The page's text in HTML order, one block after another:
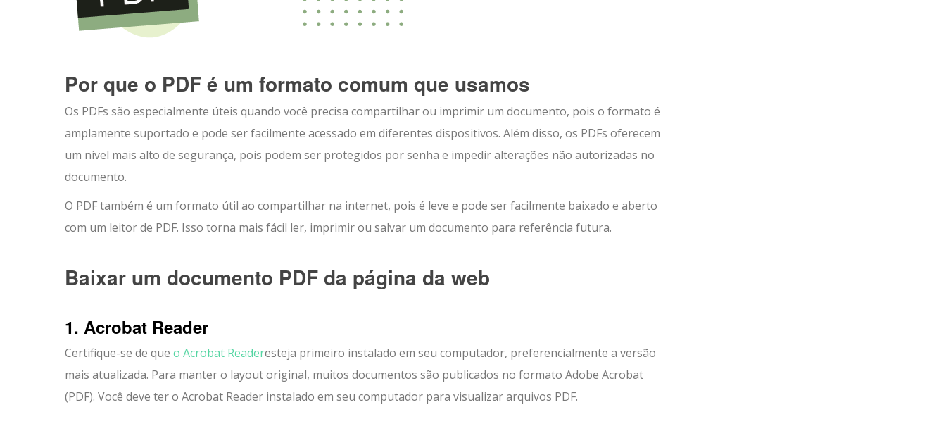
Por que o PDF é um formato comum que usamos
Os PDFs são especialmente úteis quando você precisa compartilhar ou imprimir um documento, pois o formato é
amplamente suportado e pode ser facilmente acessado em diferentes dispositivos. Além disso, os PDFs oferecem
um nível mais alto de segurança, pois podem ser protegidos por senha e impedir alterações não autorizadas no
documento.
O PDF também é um formato útil ao compartilhar na internet, pois é leve e pode ser facilmente baixado e aberto
com um leitor de PDF. Isso torna mais fácil ler, imprimir ou salvar um documento para referência futura.
Baixar um documento PDF da página da web
1. Acrobat Reader
Certifique-se de que o Acrobat Readeresteja primeiro instalado em seu computador, preferencialmente a versão
mais atualizada. Para manter o layout original, muitos documentos são publicados no formato Adobe Acrobat
(PDF). Você deve ter o Acrobat Reader instalado em seu computador para visualizar arquivos PDF.